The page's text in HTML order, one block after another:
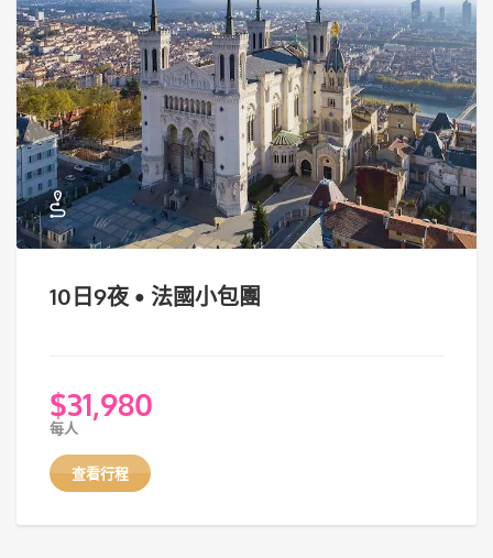
10日9夜 • 法國小包團
$31,980
每人
查看行程